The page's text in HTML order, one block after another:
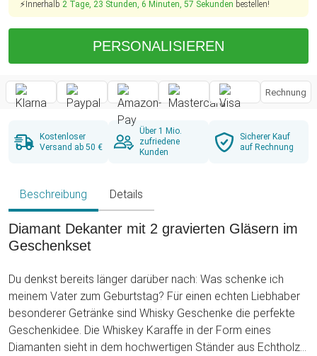
⚡Innerhalb 2 Tage, 23 Stunden, 6 Minuten, 57 Sekunden bestellen!
PERSONALISIEREN
Rechnung
Kostenloser
Versand ab 50 €
Über 1 Mio.
zufriedene
Kunden
Sicherer Kauf
auf Rechnung
Beschreibung Details
Diamant Dekanter mit 2 gravierten Gläsern im
Geschenkset
Du denkst bereits länger darüber nach: Was schenke ich
meinem Vater zum Geburtstag? Für einen echten Liebhaber
besonderer Getränke sind Whisky Geschenke die perfekte
Geschenkidee. Die Whiskey Karaffe in der Form eines
Diamanten sieht in dem hochwertigen Ständer aus Echtholz